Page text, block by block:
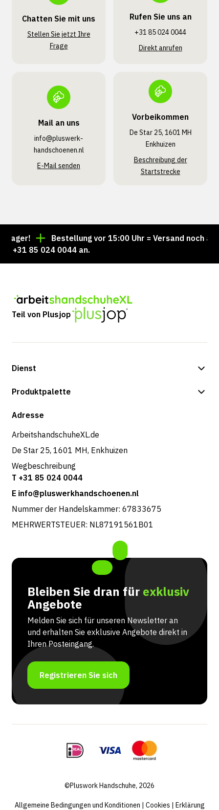
Chatten Sie mit uns
Stellen Sie jetzt Ihre
Frage
Rufen Sie uns an
+31 85 024 0044
Direkt anrufen
Mail an uns
info@pluswerk­
handschoenen.nl
E-Mail senden
Vorbeikommen
De Star 25, 1601 MH
Enkhuizen
Beschreibung der
Startstrecke
Bestellung vor 15:00 Uhr = Versand noch am
85 024 0044 an.
Teil von Plusjop
Dienst
Zahlungsmöglichkeiten
Produktpalette
Shop
Adresse
ArbeitshandschuheXL.de
De Star 25, 1601 MH, Enkhuizen
Wegbeschreibung
T +31 85 024 0044
E info@pluswerkhandschoenen.nl
Nummer der Handelskammer: 67833675
MEHRWERTSTEUER: NL87191561B01
Bleiben Sie dran für exklusiv
Angebote
Melden Sie sich für unseren Newsletter an
und erhalten Sie exklusive Angebote direkt in
Ihren Posteingang.
Registrieren Sie sich
©Pluswork Handschuhe, 2026
Allgemeine Bedingungen und Konditionen | Cookies | Erklärung